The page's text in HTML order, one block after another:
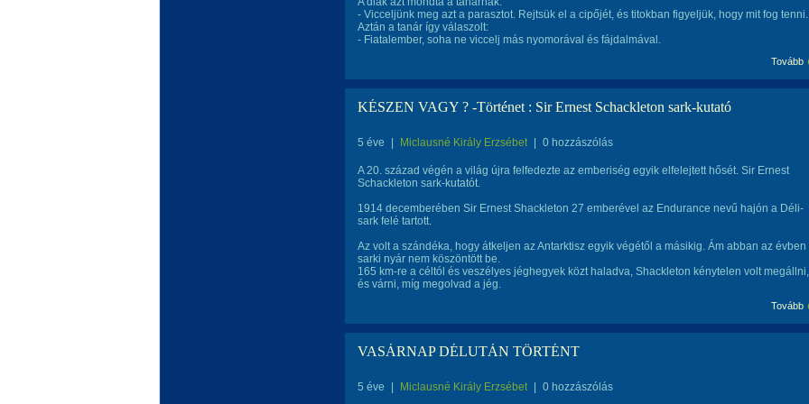
- Vicceljünk meg azt a parasztot. Rejtsük el a cipőjét, és titokban figyeljük, hogy mit fog tenni.
Aztán a tanár így válaszolt:
- Fiatalember, soha ne viccelj más nyomorával és fájdalmával.
Tovább
KÉSZEN VAGY ? -Történet : Sir Ernest Schackleton sark-kutató
5 éve Miclausné Király Erzsébet 0 hozzászólás
A 20. század végén a világ újra felfedezte az emberiség egyik elfelejtett hősét. Sir Ernest
Schackleton sark-kutatót.
1914 decemberében Sir Ernest Shackleton 27 emberével az Endurance nevű hajón a Déli-
sark felé tartott.
Az volt a szándéka, hogy átkeljen az Antarktisz egyik végétől a másikig. Ám abban az évben
sarki nyár nem köszöntött be.
165 km-re a céltól és veszélyes jéghegyek közt haladva, Shackleton kénytelen volt megállni,
és várni, míg megolvad a jég.
Tovább
VASÁRNAP DÉLUTÁN TÖRTÉNT
5 éve Miclausné Király Erzsébet 0 hozzászólás